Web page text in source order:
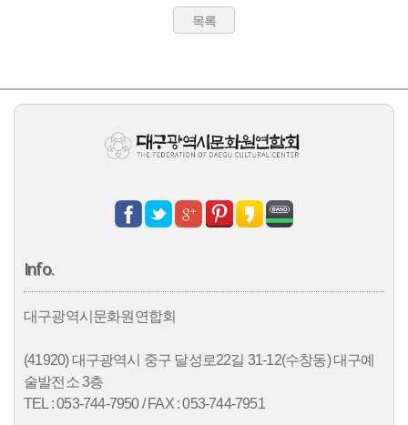
Info.
대구광역시문화원연합회
(41920) 대구광역시 중구 달성로22길 31-12(수창동) 대구예
술발전소 3층
TEL : 053-744-7950 / FAX : 053-744-7951